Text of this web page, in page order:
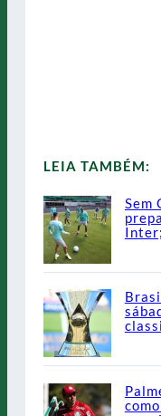
LEIA TAMBÉM:
Sem